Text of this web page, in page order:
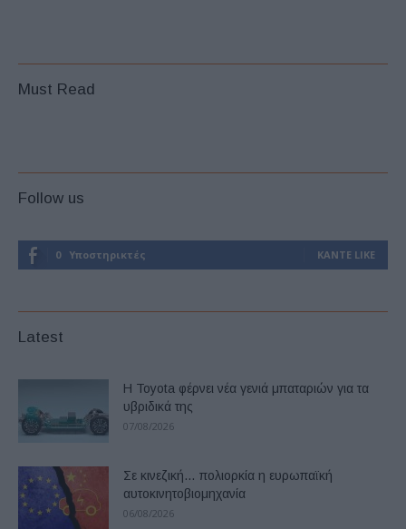
Must Read
Follow us
0 Υποστηρικτές ΚΆΝΤΕ LIKE
Latest
Η Toyota φέρνει νέα γενιά μπαταριών για τα
υβριδικά της
07/08/2026
Σε κινεζική… πολιορκία η ευρωπαϊκή
αυτοκινητοβιομηχανία
06/08/2026